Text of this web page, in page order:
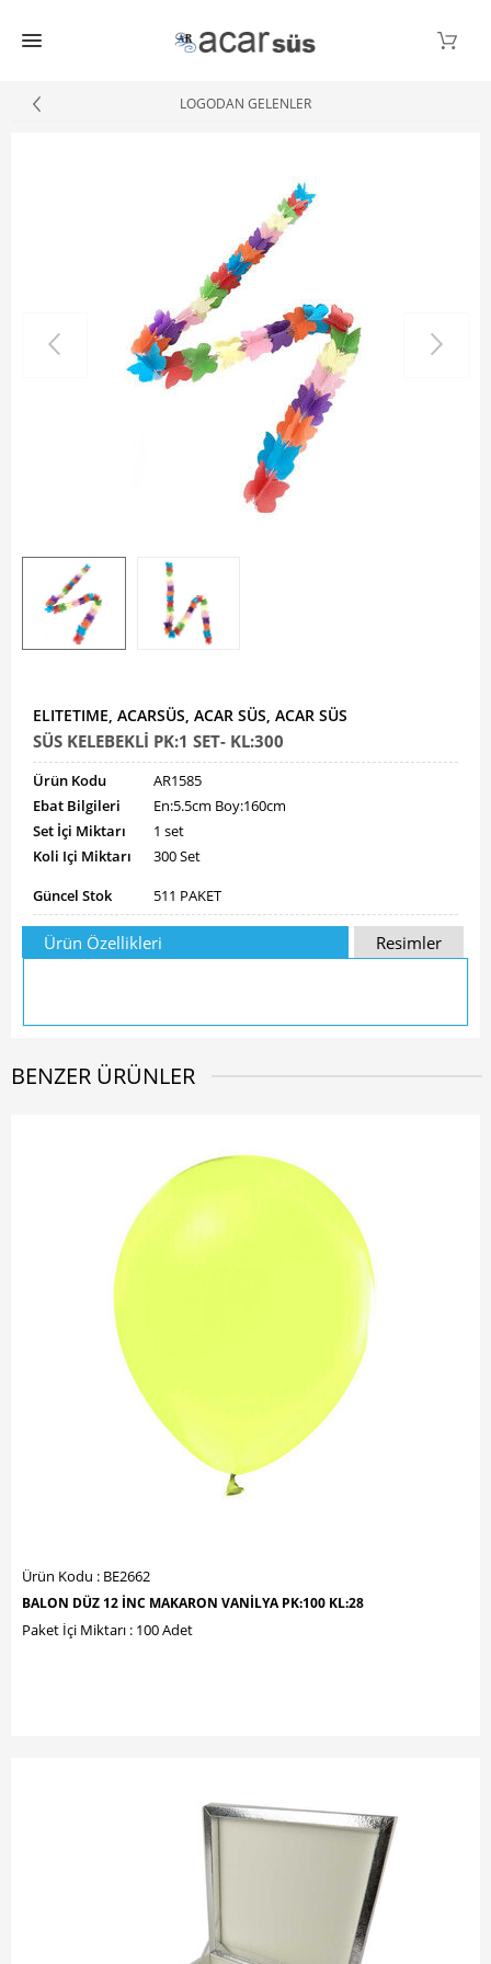
LOGODAN GELENLER
ELITETIME, ACARSÜS, ACAR SÜS, ACAR SÜS
SÜS KELEBEKLİ PK:1 SET- KL:300
Ürün Kodu
AR1585
Ebat Bilgileri
En:5.5cm Boy:160cm
Set İçi Miktarı
1 set
Koli Içi Miktarı
300 Set
Güncel Stok
511 PAKET
Ürün Özellikleri Resimler
BENZER ÜRÜNLER
Ürün Kodu : BE2662
BALON DÜZ 12 İNC MAKARON VANİLYA PK:100 KL:28
Paket İçi Miktarı : 100 Adet